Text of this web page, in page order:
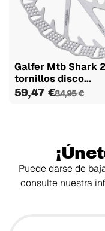
Galfer Mtb Shark
tornillos disco...
59,47 €84,95 €
Puede darse de
consulte nuestra